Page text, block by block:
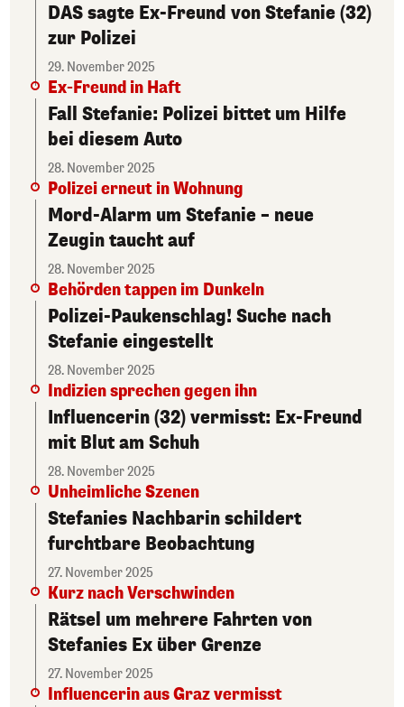
DAS sagte Ex-Freund von Stefanie (32)
zur Polizei
29. November 2025
Ex-Freund in Haft
Fall Stefanie: Polizei bittet um Hilfe
bei diesem Auto
28. November 2025
Polizei erneut in Wohnung
Mord-Alarm um Stefanie – neue
Zeugin taucht auf
28. November 2025
Behörden tappen im Dunkeln
Polizei-Paukenschlag! Suche nach
Stefanie eingestellt
28. November 2025
Indizien sprechen gegen ihn
Influencerin (32) vermisst: Ex-Freund
mit Blut am Schuh
28. November 2025
Unheimliche Szenen
Stefanies Nachbarin schildert
furchtbare Beobachtung
27. November 2025
Kurz nach Verschwinden
Rätsel um mehrere Fahrten von
Stefanies Ex über Grenze
27. November 2025
Influencerin aus Graz vermisst